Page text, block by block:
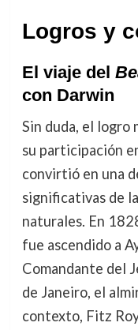
Logros y
El viaje del
con Darwin
Sin duda, el logro
su participación
convirtió en una
significativas de
naturales. En
fue ascendido a
Comandante del
de Janeiro, el
contexto, Fitz